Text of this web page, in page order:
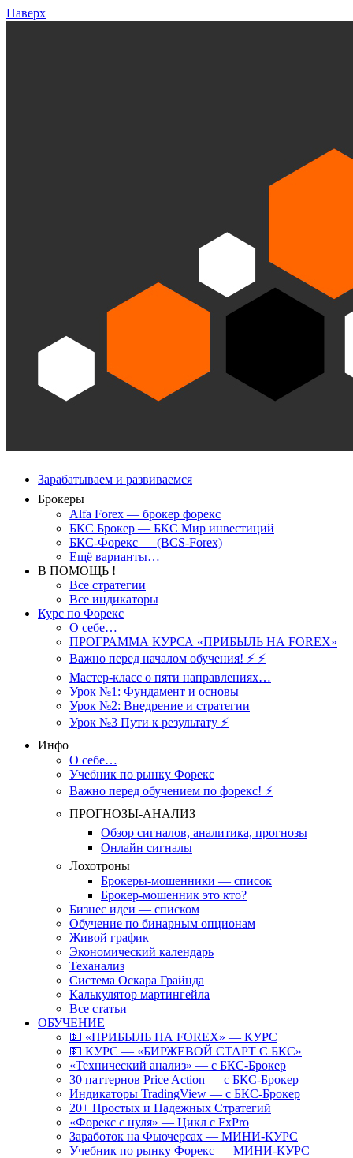
Наверх
Зарабатываем и развиваемся
Брокеры
Alfa Forex — брокер форекс
БКС Брокер — БКС Мир инвестиций
БКС-Форекс — (BCS-Forex)
Ещё варианты…
В ПОМОЩЬ !
Все стратегии
Все индикаторы
Курс по Форекс
О себе…
ПРОГРАММА КУРСА «ПРИБЫЛЬ НА FOREX»
Важно перед началом обучения! ⚡ ⚡
Мастер-класс о пяти направлениях…
Урок №1: Фундамент и основы
Урок №2: Внедрение и стратегии
Урок №3 Пути к результату ⚡️
Инфо
О себе…
Учебник по рынку Форекс
Важно перед обучением по форекс! ⚡
ПРОГНОЗЫ-АНАЛИЗ
Обзор сигналов, аналитика, прогнозы
Онлайн сигналы
Лохотроны
Брокеры-мошенники — список
Брокер-мошенник это кто?
Бизнес идеи — списком
Обучение по бинарным опционам
Живой график
Экономический календарь
Теханализ
Система Оскара Грайнда
Калькулятор мартингейла
Все статьи
ОБУЧЕНИЕ
💵 «ПРИБЫЛЬ НА FOREX» — КУРС
💵 КУРС — «БИРЖЕВОЙ СТАРТ С БКС»
«Технический анализ» — с БКС-Брокер
30 паттернов Price Action — с БКС-Брокер
Индикаторы TradingView — с БКС-Брокер
20+ Простых и Надежных Стратегий
«Форекс с нуля» — Цикл с FxPro
Заработок на Фьючерсах — МИНИ-КУРС
Учебник по рынку Форекс — МИНИ-КУРС